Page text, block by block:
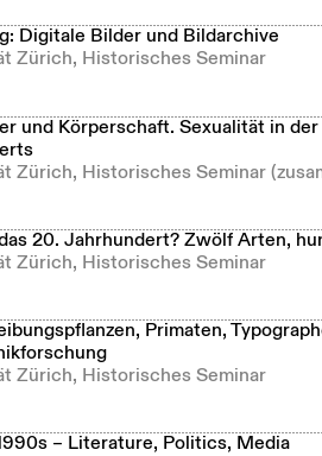
Digitale Bilder und Bildarchive
Zürich, Historisches Seminar
und Körperschaft. Sexualität in
Zürich, Historisches Seminar
20. Jahrhundert? Zwölf Arten,
Zürich, Historisches Seminar
Primaten,
Zürich, Historisches Seminar
– Literature, Politics, Media